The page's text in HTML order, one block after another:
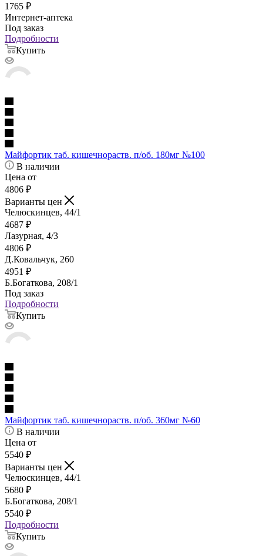
1765 ₽
Интернет-аптека
Под заказ
Подробности
Купить
Майфортик таб. кишечнораств. п/об. 180мг №100
В наличии
Цена от
4806 ₽
Варианты цен
Челюскинцев, 44/1
4687 ₽
Лазурная, 4/3
4806 ₽
Д.Ковальчук, 260
4951 ₽
Б.Богаткова, 208/1
Под заказ
Подробности
Купить
Майфортик таб. кишечнораств. п/об. 360мг №60
В наличии
Цена от
5540 ₽
Варианты цен
Челюскинцев, 44/1
5680 ₽
Б.Богаткова, 208/1
5540 ₽
Подробности
Купить